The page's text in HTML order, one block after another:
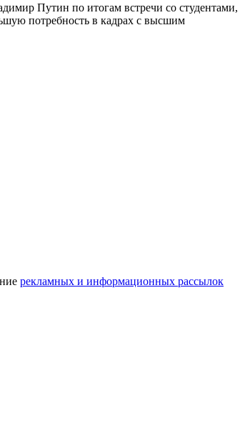
Путин по итогам встречи со студентами,
потребность в кадрах с высшим
рекламных и информационных рассылок